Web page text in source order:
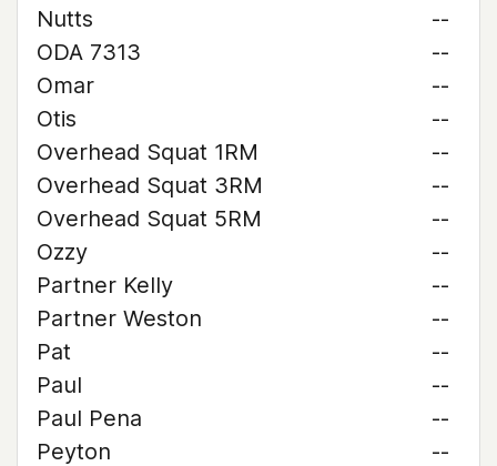
Nutts
--
ODA 7313
--
Omar
--
Otis
--
Overhead Squat 1RM
--
Overhead Squat 3RM
--
Overhead Squat 5RM
--
Ozzy
--
Partner Kelly
--
Partner Weston
--
Pat
--
Paul
--
Paul Pena
--
Peyton
--